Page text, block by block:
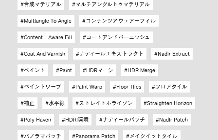
合成マテリアル マルチアングルトゥマテリアル
Multiangle To Angle コンテンツアウェアーフィル
Content - Aware Fill コートアンドバーニッシュ
Coat And Varnish ナディールエキストラクト Nadir Extract
ペイント Paint HDRマージ HDR Merge
ペイントワープ Paint Warp Floor Tiles フロアタイル
補正 水平線 ストレイトホライゾン Straighten Horizon
Poly Haven HDRI環境 ナディールパッチ Nadir Patch
パノラマパッチ Panorama Patch メイクイットタイル